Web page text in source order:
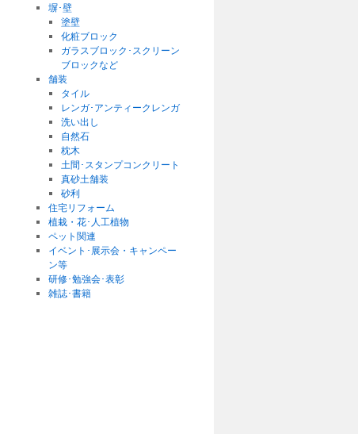
塀･壁
塗壁
化粧ブロック
ガラスブロック･スクリーン
ブロックなど
舗装
タイル
レンガ･アンティークレンガ
洗い出し
自然石
枕木
土間･スタンプコンクリート
真砂土舗装
砂利
住宅リフォーム
植栽・花･人工植物
ペット関連
イベント･展示会・キャンペー
ン等
研修･勉強会･表彰
雑誌･書籍